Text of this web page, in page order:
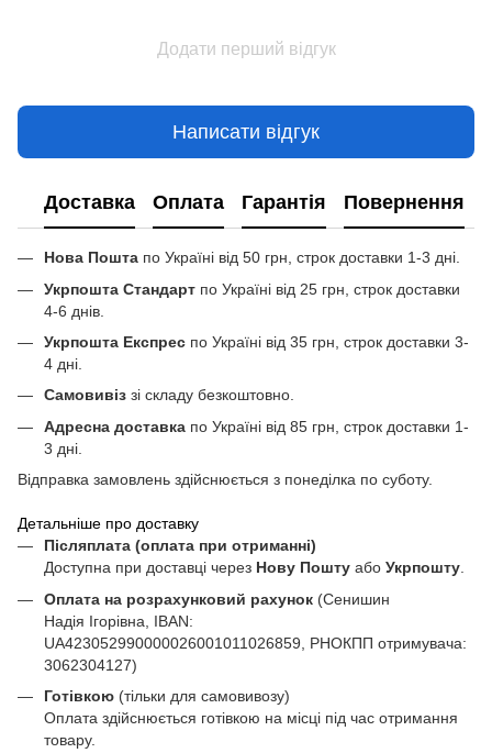
Додати перший відгук
Написати відгук
Доставка Оплата Гарантія Повернення
Нова Пошта по Україні від 50 грн, строк доставки 1-3 дні.
Укрпошта Стандарт по Україні від 25 грн, строк доставки
4-6 днів.
Укрпошта Експрес по Україні від 35 грн, строк доставки 3-
4 дні.
Самовивіз зі складу безкоштовно.
Адресна доставка по Україні від 85 грн, строк доставки 1-
3 дні.
Відправка замовлень здійснюється з понеділка по суботу.
Детальніше про доставку
Післяплата (оплата при отриманні)
Доступна при доставці через Нову Пошту або Укрпошту.
Оплата на розрахунковий рахунок (Сенишин
Надія Ігорівна, IBAN:
UA423052990000026001011026859, РНОКПП отримувача:
3062304127)
Готівкою (тільки для самовивозу)
Оплата здійснюється готівкою на місці під час отримання
товару.